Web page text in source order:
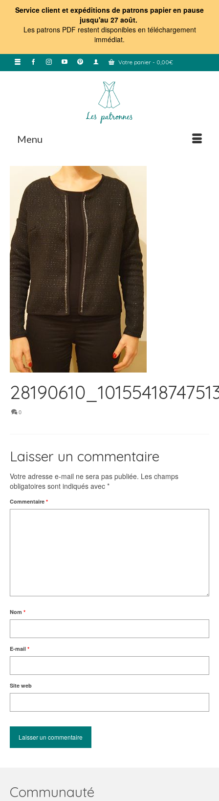
Service client et expéditions de patrons papier en pause
jusqu'au 27 août.
Les patrons PDF restent disponibles en téléchargement
immédiat.
Votre panier - 0,00€
Menu
0
Laisser un commentaire
Votre adresse e-mail ne sera pas publiée. Les champs
obligatoires sont indiqués avec *
Commentaire *
Nom *
E-mail *
Site web
Communauté